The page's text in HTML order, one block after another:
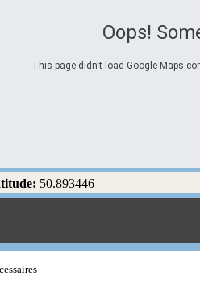
Oops!
This page didn't load Google Maps
50.893446